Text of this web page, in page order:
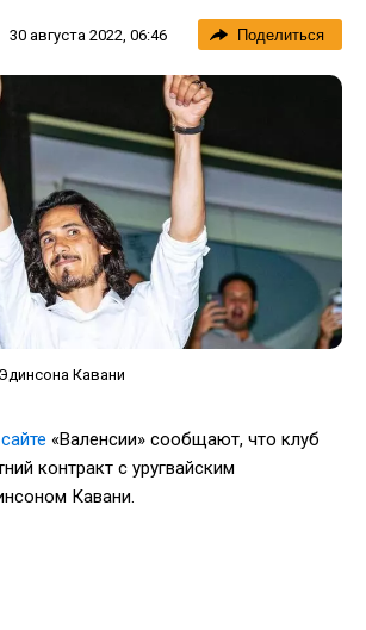
30 августа 2022, 06:46 Поделиться
Кавани
сайте «Валенсии» сообщают, что клуб
контракт с уругвайским
Кавани.